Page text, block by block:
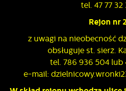
tel. 47 77 32
Rejon nr
z uwagi na nieobecność
obsługuje st. sierż.
tel. 786 936 504 lub
e-mail: